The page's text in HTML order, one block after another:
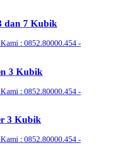
dan 7 Kubik
3 Kubik
3 Kubik